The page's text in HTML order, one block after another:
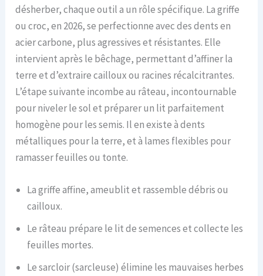
désherber, chaque outil a un rôle spécifique. La griffe
ou croc, en 2026, se perfectionne avec des dents en
acier carbone, plus agressives et résistantes. Elle
intervient après le bêchage, permettant d’affiner la
terre et d’extraire cailloux ou racines récalcitrantes.
L’étape suivante incombe au râteau, incontournable
pour niveler le sol et préparer un lit parfaitement
homogène pour les semis. Il en existe à dents
métalliques pour la terre, et à lames flexibles pour
ramasser feuilles ou tonte.
La griffe affine, ameublit et rassemble débris ou
cailloux.
Le râteau prépare le lit de semences et collecte les
feuilles mortes.
Le sarcloir (sarcleuse) élimine les mauvaises herbes